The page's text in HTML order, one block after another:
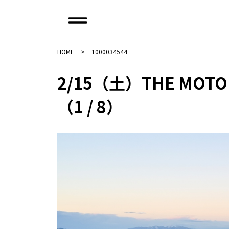
HOME > 1000034544
2/15（土）THE
（1 / 8）